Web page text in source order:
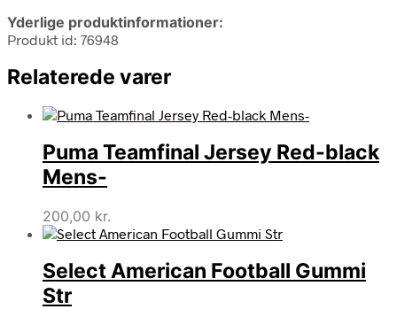
Yderlige produktinformationer:
Produkt id: 76948
Relaterede varer
Puma Teamfinal Jersey Red-black
Mens-
200,00 kr.
Select American Football Gummi
Str